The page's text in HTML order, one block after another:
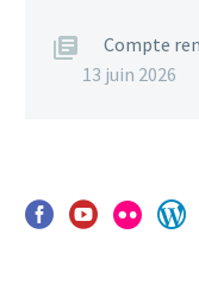
Compte
13 juin 2026